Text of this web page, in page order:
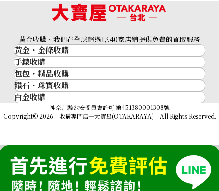
BVLGARI BVLGARI BVLGARI tri-fold wallet
收購參考價格
NTD 5,454
黃金收購、我們在全球超過1,940家店鋪提供免費的買取服務
黃金・金條收購
黃金與貴金屬
金的錠
金幣
黃金過去10年
黃金飾品
手錶收購
名牌手錶
Rolex
Patek Philippe
Audemars Piguet
包包・精品收購
品牌精品
Cartier
LOUIS VUITTON
Hermès
CHANEL
Fendi
Dior
Gucci
鑽石・珠寶收購
鑽石･珠寶
祖母綠（翠玉）
藍寶石（蒼玉）
白金收購
神奈川縣公安委員會許可 第451380001308號
Copyright© 2026 收購專門店—大寶屋(OTAKARAYA) All Rights Reserved.